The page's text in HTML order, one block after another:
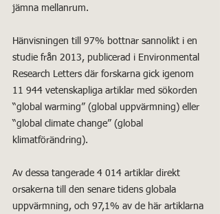
jämna mellanrum.
Hänvisningen till 97% bottnar sannolikt i en
studie från 2013, publicerad i Environmental
Research Letters där forskarna gick igenom
11 944 vetenskapliga artiklar med sökorden
“global warming” (global uppvärmning) eller
“global climate change” (global
klimatförändring).
Av dessa tangerade 4 014 artiklar direkt
orsakerna till den senare tidens globala
uppvärmning, och 97,1% av de här artiklarna